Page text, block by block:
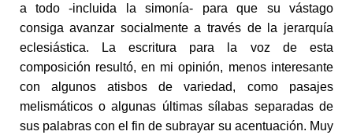
a todo -incluida la simonía- para que su vástago
consiga avanzar socialmente a través de la jerarquía
eclesiástica. La escritura para la voz de esta
composición resultó, en mi opinión, menos interesante
con algunos atisbos de variedad, como pasajes
melismáticos o algunas últimas sílabas separadas de
sus palabras con el fin de subrayar su acentuación. Muy